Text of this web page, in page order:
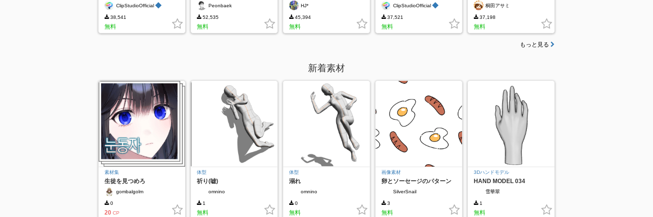
ClipStudioOfficial◆
38,541
無料
Peonbaek
52,535
無料
HJ*
45,394
無料
ClipStudioOfficial◆
37,521
無料
桐田アサミ
37,198
無料
もっと見る
新着素材
素材集
生徒を見つめろ
gombalgolm
0
20 CP
体型
祈り(嘘)
omnino
1
無料
体型
溺れ
omnino
0
無料
画像素材
卵とソーセージのパターン
SilverSnail
3
無料
3Dハンドモデル
HAND MODEL 034
雪華翠
1
無料